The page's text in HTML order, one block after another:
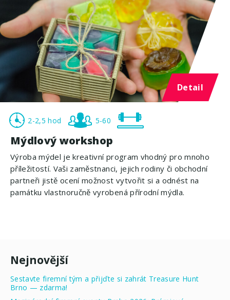
Detail
2-2,5 hod 5-60
Mýdlový workshop
Výroba mýdel je kreativní program vhodný pro mnoho
příležitostí. Vaši zaměstnanci, jejich rodiny či obchodní
partneři jistě ocení možnost vytvořit si a odnést na
památku vlastnoručně vyrobená přírodní mýdla.
Nejnovější
Sestavte firemní tým a přijďte si zahrát Treasure Hunt
Brno — zdarma!